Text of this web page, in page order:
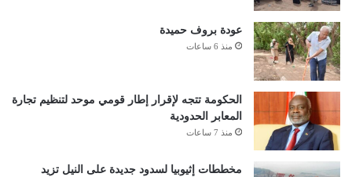
عودة بروف حميدة
منذ 6 ساعات
الحكومة تتجه لإقرار إطار قومي موحد لتنظيم تجارة
المعابر الحدودية
منذ 7 ساعات
مخططات إثيوبيا لسدود جديدة على النيل تزيد